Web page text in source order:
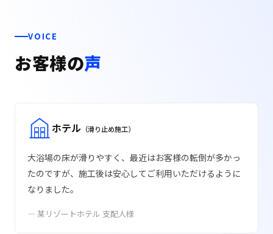
VOICE
お客様の声
ホテル （滑り止め施工）
大浴場の床が滑りやすく、最近はお客様の転倒が多かっ
たのですが、施工後は安心してご利用いただけるように
なりました。
— 某リゾートホテル 支配人様